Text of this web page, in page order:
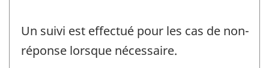
Un suivi est effectué pour les cas de non-
réponse lorsque nécessaire.